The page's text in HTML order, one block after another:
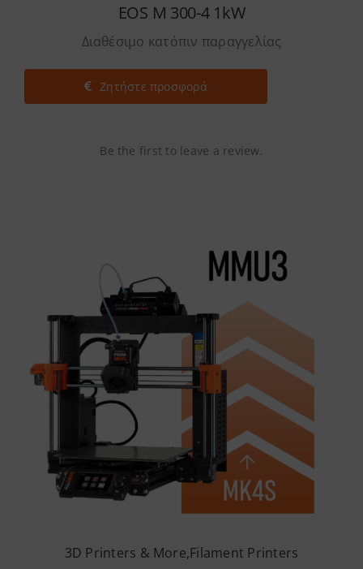
EOS M 300-4 1kW
Διαθέσιμο κατόπιν παραγγελίας
Ζητήστε προσφορά
Be the first to leave a review.
3D Printers & More,Filament Printers